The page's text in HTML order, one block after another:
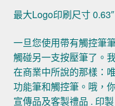
最大Logo印刷尺寸
一旦您使用帶有觸控筆
觸碰另一支按壓筆了。
在商業中所說的那樣：
功能筆和觸控筆。哦，
宣傳品及客製禮品 . 印